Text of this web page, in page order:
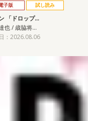
子版 試し読み
「ドロップ…
也 / 歳脇将…
：2026.08.06